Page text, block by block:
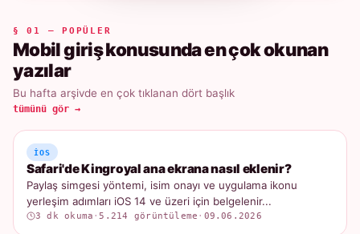
§ 01 — POPÜLER
Mobil giriş konusunda en çok okunan
yazılar
Bu hafta arşivde en çok tıklanan dört başlık
tümünü gör →
IOS
Safari'de Kingroyal ana ekrana nasıl eklenir?
Paylaş simgesi yöntemi, isim onayı ve uygulama ikonu
yerleşim adımları iOS 14 ve üzeri için belgelenir...
3 dk okuma ·5.214 görüntüleme · 09.06.2026